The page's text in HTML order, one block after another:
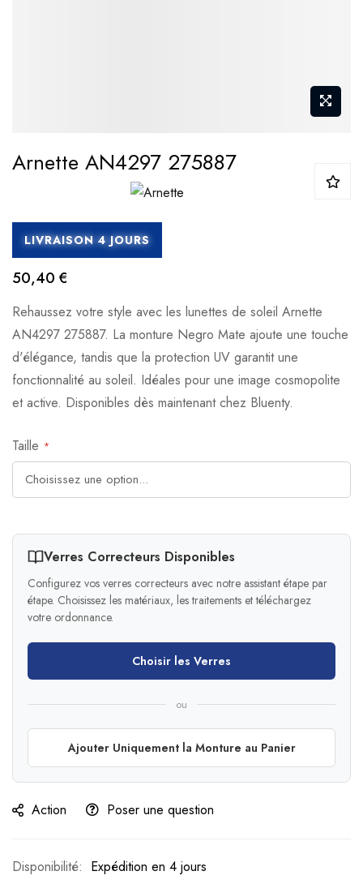
Arnette AN4297 275887
LIVRAISON 4 JOURS
50,40 €
Rehaussez votre style avec les lunettes de soleil Arnette
AN4297 275887. La monture Negro Mate ajoute une touche
d'élégance, tandis que la protection UV garantit une
fonctionnalité au soleil. Idéales pour une image cosmopolite
et active. Disponibles dès maintenant chez Bluenty.
Taille
Verres Correcteurs Disponibles
Configurez vos verres correcteurs avec notre assistant étape par
étape. Choisissez les matériaux, les traitements et téléchargez
votre ordonnance.
Choisir les Verres
ou
Ajouter Uniquement la Monture au Panier
Action Poser une question
Expédition en 4 jours